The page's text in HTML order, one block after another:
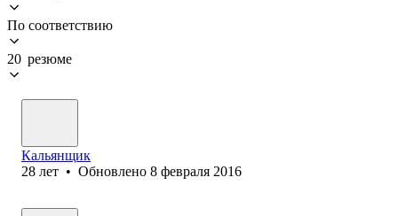
По соответствию
20 резюме
Кальянщик
28 лет • Обновлено 8 февраля 2016